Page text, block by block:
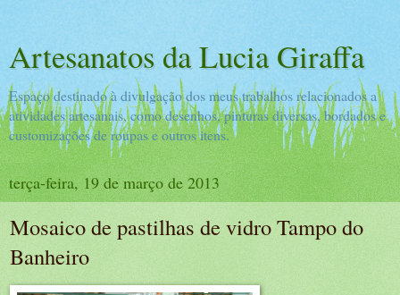
Artesanatos da Lucia Giraffa
Espaço destinado à divulgação dos meus trabalhos relacionados a
atividades artesanais, como desenhos, pinturas diversas, bordados e
customizações de roupas e outros itens.
terça-feira, 19 de março de 2013
Mosaico de pastilhas de vidro Tampo do
Banheiro